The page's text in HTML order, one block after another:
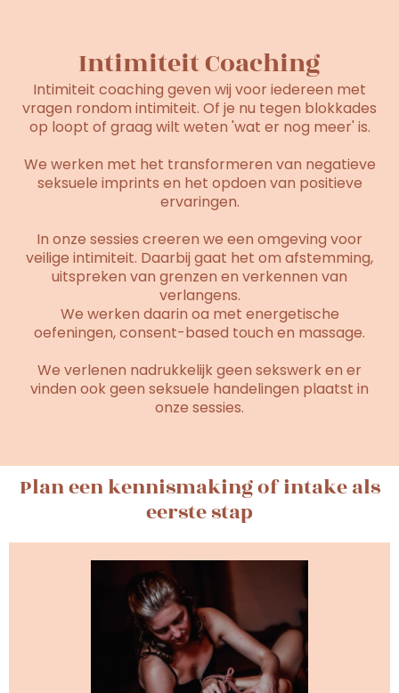
Intimiteit Coaching
Intimiteit coaching geven wij voor iedereen met
vragen rondom intimiteit. Of je nu tegen blokkades
op loopt of graag wilt weten 'wat er nog meer' is.
We werken met het transformeren van negatieve
seksuele imprints en het opdoen van positieve
ervaringen.
In onze sessies creeren we een omgeving voor
veilige intimiteit. Daarbij gaat het om afstemming,
uitspreken van grenzen en verkennen van
verlangens.
We werken daarin oa met energetische
oefeningen, consent-based touch en massage.
We verlenen nadrukkelijk geen sekswerk en er
vinden ook geen seksuele handelingen plaatst in
onze sessies.
Plan een kennismaking of intake als
eerste stap